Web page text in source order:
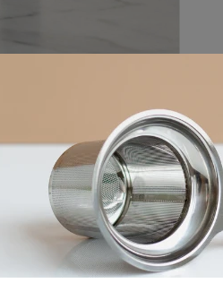
90°C